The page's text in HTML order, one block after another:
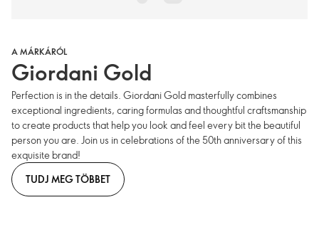
A MÁRKÁRÓL
Giordani Gold
Perfection is in the details. Giordani Gold masterfully combines
exceptional ingredients, caring formulas and thoughtful craftsmanship
to create products that help you look and feel every bit the beautiful
person you are. Join us in celebrations of the 50th anniversary of this
exquisite brand!
TUDJ MEG TÖBBET